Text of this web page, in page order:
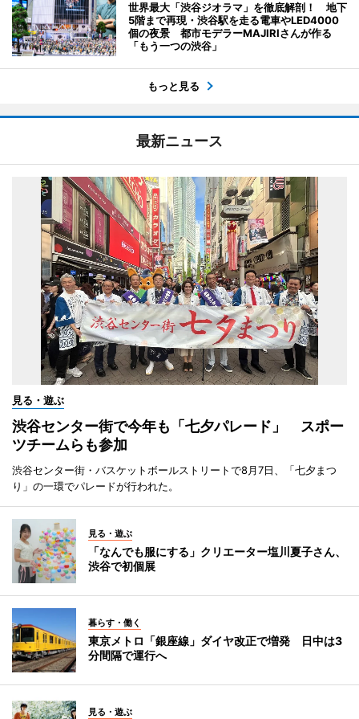
世界最大「渋谷ジオラマ」を徹底解剖！ 地下
5階まで再現・渋谷駅を走る電車やLED4000
個の夜景 都市モデラーMAJIRIさんが作る
「もう一つの渋谷」
もっと見る
最新ニュース
見る・遊ぶ
渋谷センター街で今年も「七夕パレード」 スポー
ツチームらも参加
渋谷センター街・バスケットボールストリートで8月7日、「七夕まつ
り」の一環でパレードが行われた。
見る・遊ぶ
「なんでも服にする」クリエーター塩川夏子さん、
渋谷で初個展
暮らす・働く
東京メトロ「銀座線」ダイヤ改正で増発 日中は3
分間隔で運行へ
見る・遊ぶ